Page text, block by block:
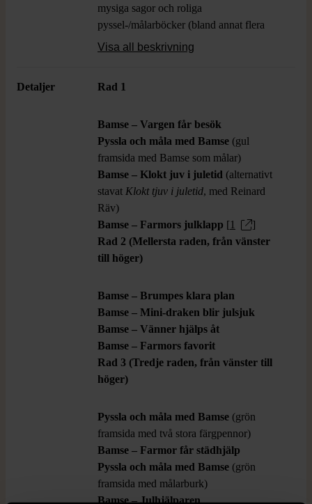
mysiga sagor och roliga
pyssel-/målarböcker (bland annat flera
böcker med jultema).
Visa all beskrivning
Detaljer Rad 1
Bamse – Vargen får besök
Pyssla och måla med Bamse (gul
framsida med Bamse som målar)
Bamse – Klokt juv i juletid (alternativt
stavat Klokt tjuv i juletid, med Reinard
Räv)
Bamse – Farmors julklapp [1
]
Rad 2 (Mellersta raden, från vänster
till höger)
Bamse – Brumpes klara plan
Bamse – Mini-draken blir julsjuk
Bamse – Vänner hjälps åt
Bamse – Farmors favorit
Rad 3 (Tredje raden, från vänster till
höger)
Pyssla och måla med Bamse (grön
framsida med två stora färgpennor)
Bamse – Farmor får städhjälp
Pyssla och måla med Bamse (grön
framsida med målarburk)
Bamse – Julhjälparen